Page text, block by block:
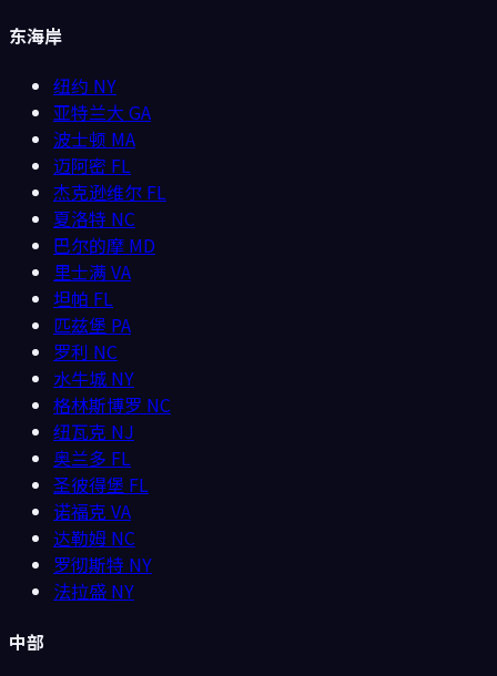
东海岸
纽约 NY
亚特兰大 GA
波士顿 MA
迈阿密 FL
杰克逊维尔 FL
夏洛特 NC
巴尔的摩 MD
里士满VA
坦帕 FL
匹兹堡 PA
罗利 NC
水牛城 NY
格林斯博罗 NC
纽瓦克 NJ
奥兰多 FL
圣彼得堡 FL
诺福克 VA
达勒姆 NC
罗彻斯特 NY
法拉盛 NY
中部